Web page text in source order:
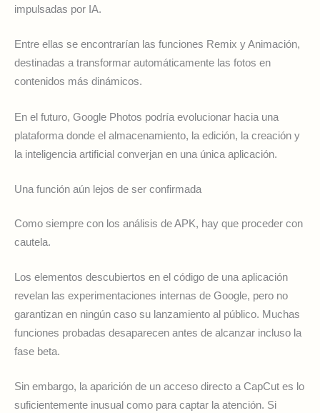
impulsadas por IA.
Entre ellas se encontrarían las funciones Remix y Animación,
destinadas a transformar automáticamente las fotos en
contenidos más dinámicos.
En el futuro, Google Photos podría evolucionar hacia una
plataforma donde el almacenamiento, la edición, la creación y
la inteligencia artificial converjan en una única aplicación.
Una función aún lejos de ser confirmada
Como siempre con los análisis de APK, hay que proceder con
cautela.
Los elementos descubiertos en el código de una aplicación
revelan las experimentaciones internas de Google, pero no
garantizan en ningún caso su lanzamiento al público. Muchas
funciones probadas desaparecen antes de alcanzar incluso la
fase beta.
Sin embargo, la aparición de un acceso directo a CapCut es lo
suficientemente inusual como para captar la atención. Si